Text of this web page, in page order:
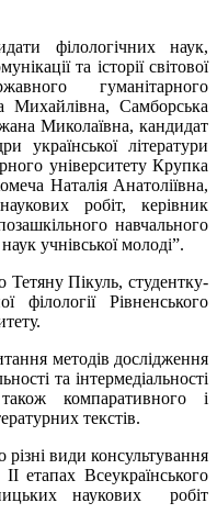
філологічних наук,
та історії світової
гуманітарного
Михайлівна, Самборська
Миколаївна, кандидат
української літератури
університету Крупка
Наталія Анатоліївна,
робіт, керівник
навчального
учнівської молоді”.
Тетяну Пікуль, студентку-
філології Рівненського
методів дослідження
та інтермедіальності
компаративного і
текстів.
види консультування
етапах Всеукраїнського
наукових робіт